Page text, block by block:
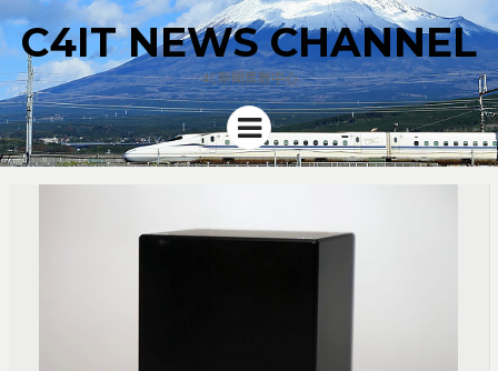
C4IT NEWS CHANNEL
4C新聞集散中心
Menu